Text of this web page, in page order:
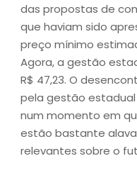
das propostas de
que haviam sido
preço mínimo
Agora, a gestão
R$ 47,23. O
pela gestão
num momento em
estão bastante
relevantes sobre o